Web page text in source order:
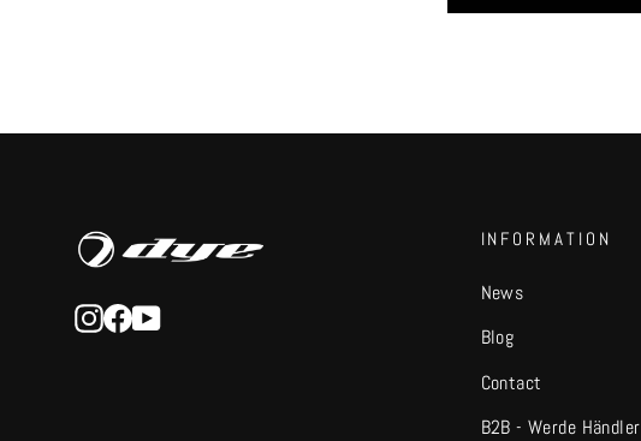
Instagram
Facebook
YouTube
INFORMATION
News
Blog
Contact
B2B - Werde Händler